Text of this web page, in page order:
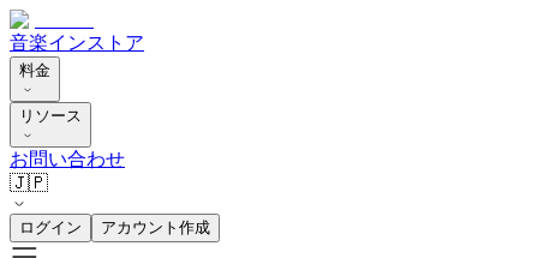
音楽インストア
料金
リソース
お問い合わせ
🇯🇵
ログイン アカウント作成